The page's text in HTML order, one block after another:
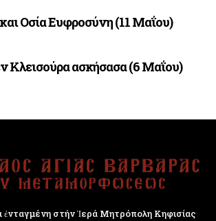
Οσία Ευφροσύνη (11 Μαΐου)
Κλεισούρα ασκήσασα (6 Μαΐου)
ἐνταγμένη στήν Ἱερά Μητρόπολη Κηφισίας